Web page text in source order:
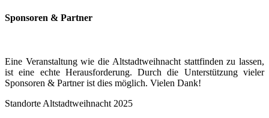
Sponsoren & Partner
Eine Veranstaltung wie die Altstadtweihnacht stattfinden zu lassen,
ist eine echte Herausforderung. Durch die Unterstützung vieler
Sponsoren & Partner ist dies möglich. Vielen Dank!
Standorte Altstadtweihnacht 2025